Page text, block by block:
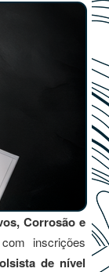
Corrosão e
inscrições
de nível